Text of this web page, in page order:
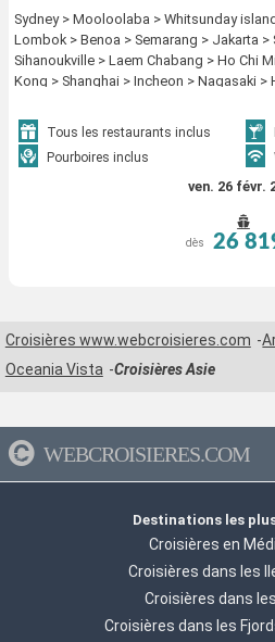
Sydney > Mooloolaba > Whitsunday
Lombok > Benoa > Semarang > Jakarta >
Sihanoukville > Laem Chabang > Ho Chi
Kong > Shanghai > Incheon > Nagasaki
Coron > Puerto Princesa > Kota Kinabalu >
Tous les restaurants inclus
Pourboires inclus
ven. 26 févr.
dès 26
Croisières www.webcroisieres.com
Oceania Vista
Croisières Asie
WEBCROISIERES.COM
Destinations les
Croisières en
Croisières dans les
Croisières dans
Croisières dans les